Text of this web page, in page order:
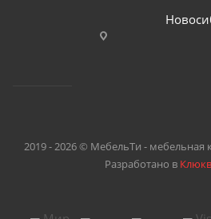
2019 - 2026 © МебельТи - мебельная
Разработано в